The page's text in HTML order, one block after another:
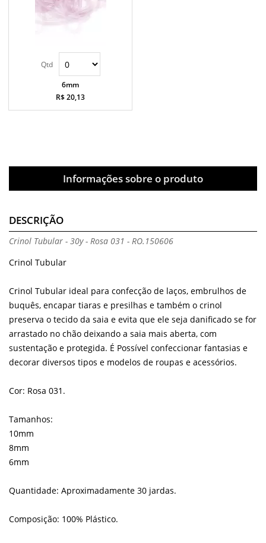
6mm
R$ 20,13
Informações sobre o produto
DESCRIÇÃO
Crinol Tubular - 30y - Rosa 031 - RO.150606
Crinol Tubular
Crinol Tubular ideal para confecção de laços, embrulhos de
buquês, encapar tiaras e presilhas e também o crinol
preserva o tecido da saia e evita que ele seja danificado se for
arrastado no chão deixando a saia mais aberta, com
sustentação e protegida. É Possível confeccionar fantasias e
decorar diversos tipos e modelos de roupas e acessórios.
Cor: Rosa 031.
Tamanhos:
10mm
8mm
6mm
Quantidade: Aproximadamente 30 jardas.
Composição: 100% Plástico.